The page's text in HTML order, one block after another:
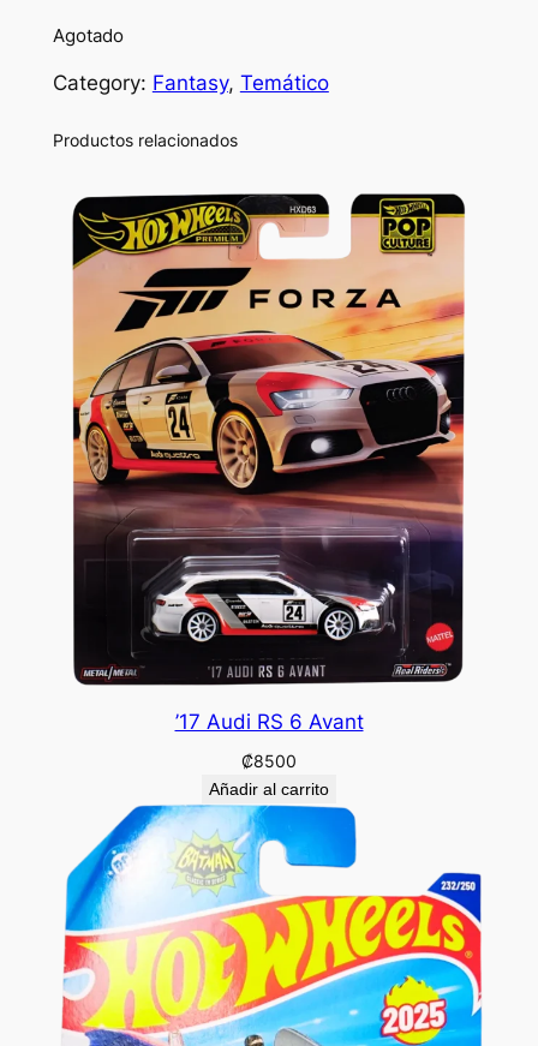
Agotado
Category: Fantasy, Temático
Productos relacionados
’17 Audi RS 6 Avant
₡8500
Añadir al carrito